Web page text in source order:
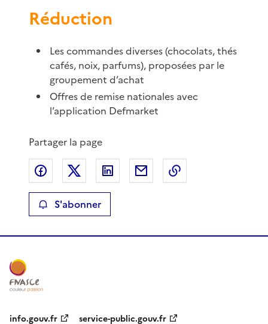
Réduction
Les commandes diverses (chocolats, thés
cafés, noix, parfums), proposées par le
groupement d’achat
Offres de remise nationales avec
l’application Defmarket
Partager la page
Partager sur Facebook
Partager sur XPartager sur LinkedIn
Partager par email
S'abonner
info.gouv.fr service-public.gouv.fr